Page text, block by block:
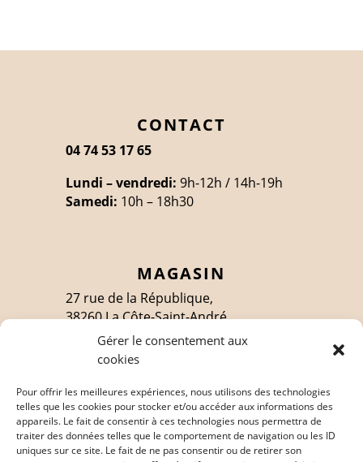
Gérer le consentement aux
cookies
Pour offrir les meilleures expériences, nous utilisons des technologies
telles que les cookies pour stocker et/ou accéder aux informations des
appareils. Le fait de consentir à ces technologies nous permettra de
traiter des données telles que le comportement de navigation ou les ID
uniques sur ce site. Le fait de ne pas consentir ou de retirer son
CONTACT
04 74 53 17 65
Lundi – vendredi: 9h-12h / 14h-19h
Samedi: 10h – 18h30
MAGASIN
27 rue de la République,
38260 La Côte-Saint-André
SUIVEZ-MOI
EN SAVOIR PLUS